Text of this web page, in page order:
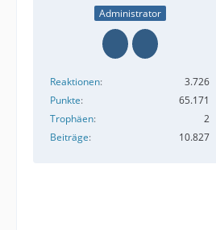
Administrator
Reaktionen
3.726
Punkte
65.171
Trophäen
2
Beiträge
10.827